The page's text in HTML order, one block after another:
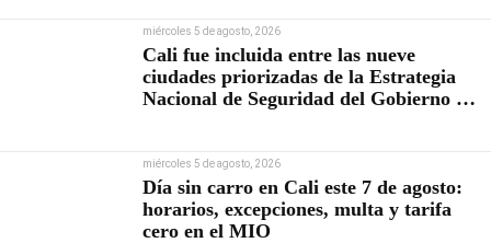
miércoles 5 de agosto, 2026
Cali fue incluida entre las nueve
ciudades priorizadas de la Estrategia
Nacional de Seguridad del Gobierno de
miércoles 5 de agosto, 2026
Día sin carro en Cali este 7 de agosto:
horarios, excepciones, multa y tarifa
cero en el MIO